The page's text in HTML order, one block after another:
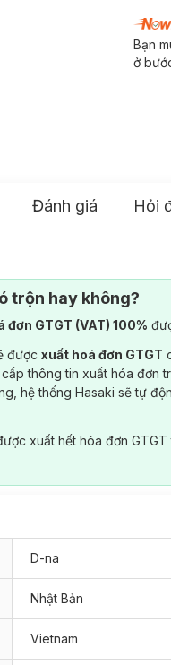
Bạn
ở
Đánh giá Hỏi
trộn hay không?
đơn GTGT (VAT) 100%
được xuất hoá đơn GTGT
thông tin xuất hóa đơn
hệ thống Hasaki sẽ tự
xuất hết hóa đơn
D-na
Nhật Bản
Vietnam